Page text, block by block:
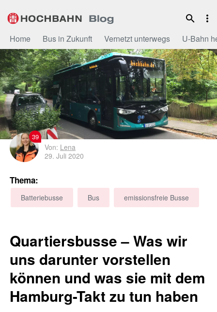
Inhalt
Home Bus in Zukunft Vernetzt unterwegs U-Bahn
39
Von: Lena
29. Juli 2020
Thema:
Batteriebusse Bus emissionsfreie Busse
Quartiersbusse – Was wir
uns darunter vorstellen
können und was sie mit dem
Hamburg-Takt zu tun haben